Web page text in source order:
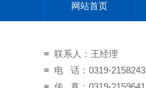
网站首页
≡ 联系人：王经理
≡ 电 话：0319-2158243